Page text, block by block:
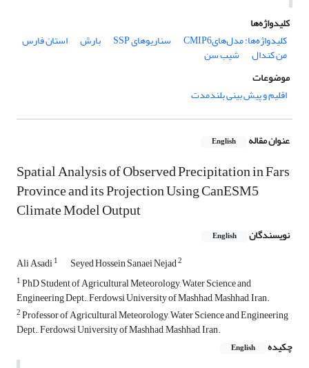
کلیدواژه‌ها
کلیدواژه‌ها: مدل‌هایCMIP6
سناریوهای SSP بارش استان فارس
من کندال
شیب سن
موضوعات
اقلیم و پیش بینی بلندمدت
عنوان مقاله English
Spatial Analysis of Observed Precipitation in Fars
Province and its Projection Using CanESM5
Climate Model Output
نویسندگان English
Ali Asadi1 Seyed Hossein Sanaei Nejad2
1PhD Student of Agricultural Meteorology, Water Science and
Engineering Dept., Ferdowsi University of Mashhad, Mashhad, Iran.
2Professor of Agricultural Meteorology, Water Science and Engineering
Dept., Ferdowsi University of Mashhad, Mashhad, Iran.
چکیده
English